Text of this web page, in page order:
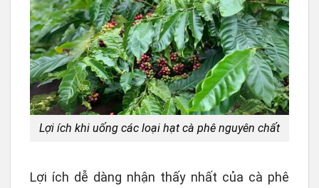
Lợi ích khi uống các loại hạt cà phê nguyên chất
Lợi ích dễ dàng nhận thấy nhất của cà phê